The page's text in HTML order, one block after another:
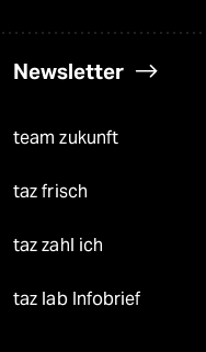
Newsletter
team zukunft
taz frisch
taz zahl ich
taz lab Infobrief